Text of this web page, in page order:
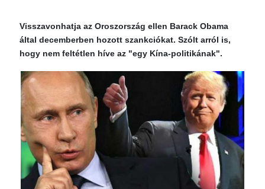
Visszavonhatja az Oroszország ellen Barack Obama
által decemberben hozott szankciókat. Szólt arról is,
hogy nem feltétlen híve az "egy Kína-politikának".